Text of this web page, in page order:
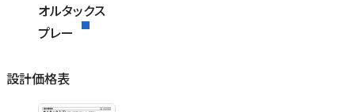
オルタックス
プレー
設計価格表